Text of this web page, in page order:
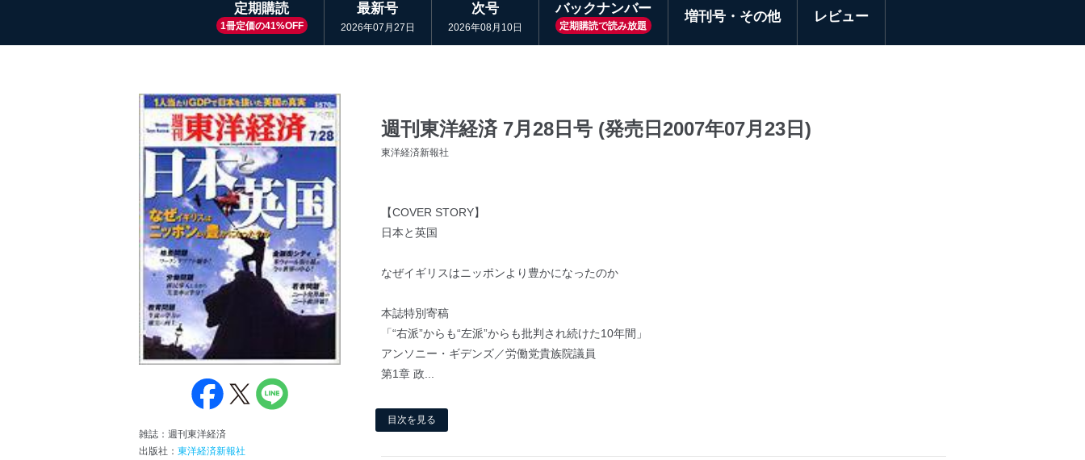
定期購読
1冊定価の41%OFF
最新号
2026年07月27日
次号
2026年08月10日
バックナンバー
定期購読で読み放題
増刊号・その他 レビュー
雑誌：週刊東洋経済
出版社： 東洋経済新報社
週刊東洋経済 7月28日号 (発売日2007年07月23日)
東洋経済新報社
【COVER STORY】
日本と英国
なぜイギリスはニッポンより豊かになったのか
本誌特別寄稿
「“右派”からも“左派”からも批判され続けた10年間」
アンソニー・ギデンズ／労働党貴族院議員
第1章 政...
目次を見る